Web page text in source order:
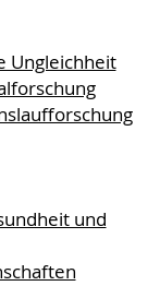
Ungleichheit
und